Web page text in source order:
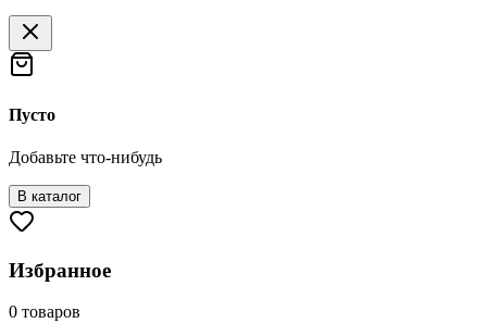
Пусто
Добавьте что-нибудь
В каталог
Избранное
0 товаров